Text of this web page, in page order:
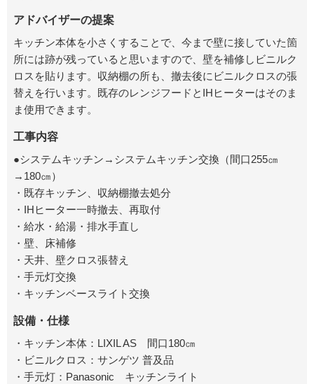
アドバイザーの提案
キッチン本体を小さくすることで、今まで壁に接していた箇
所には跡が残っていると思いますので、壁を補修しビニルク
ロスを貼ります。収納棚の所も、撤去後にビニルクロスの張
替えを行います。既存のレンジフードとIHヒーターはそのま
ま使用できます。
工事内容
●システムキッチン→システムキッチン交換（間口255㎝
→180㎝）
・既存キッチン、収納棚撤去処分
・IHヒーター一時撤去、再取付
・給水・給湯・排水手直し
・壁、床補修
・天井、壁クロス張替え
・手元灯交換
・キッチンベースライト交換
設備・仕様
・キッチン本体：LIXIL AS 間口180㎝
・ビニルクロス：サンゲツ 普及品
・手元灯：Panasonic キッチンライト